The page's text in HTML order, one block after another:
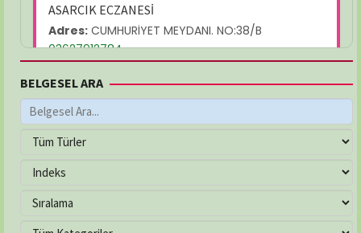
ASARCIK ECZANESİ
Adres: CUMHURİYET MEYDANI. NO:38/B
03627912784
AYŞEGÜL ECZANESİ
Adres:MEVLANA MAH. YUKARIBAKIRPINARI SOK.
NO:21/C
ÇAKIRLAR ECZANESİ
BELGESEL ARA